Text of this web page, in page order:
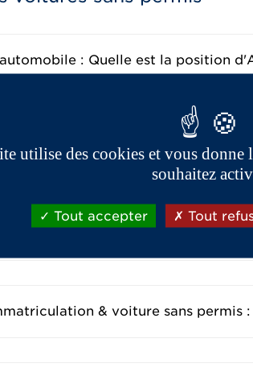
: Quelle est la position
roulent les voitures sans permis
& voiture sans permis
utilise des cookies et vous
souhaitez
Tout accepter Tout